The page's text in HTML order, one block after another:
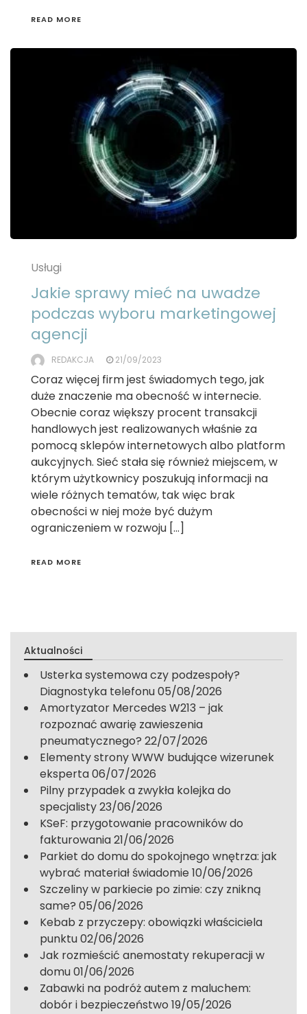
READ MORE
Usługi
Jakie sprawy mieć na uwadze
podczas wyboru marketingowej
agencji
REDAKCJA 21/09/2023
Coraz więcej firm jest świadomych tego, jak
duże znaczenie ma obecność w internecie.
Obecnie coraz większy procent transakcji
handlowych jest realizowanych właśnie za
pomocą sklepów internetowych albo platform
aukcyjnych. Sieć stała się również miejscem, w
którym użytkownicy poszukują informacji na
wiele różnych tematów, tak więc brak
obecności w niej może być dużym
ograniczeniem w rozwoju […]
READ MORE
Aktualności
Usterka systemowa czy podzespoły?
Diagnostyka telefonu05/08/2026
Amortyzator Mercedes W213 – jak
rozpoznać awarię zawieszenia
pneumatycznego? 22/07/2026
Elementy strony WWW budujące wizerunek
eksperta06/07/2026
Pilny przypadek a zwykła kolejka do
specjalisty23/06/2026
KSeF: przygotowanie pracowników do
fakturowania21/06/2026
Parkiet do domu do spokojnego wnętrza: jak
wybrać materiał świadomie 10/06/2026
Szczeliny w parkiecie po zimie: czy znikną
same? 05/06/2026
Kebab z przyczepy: obowiązki właściciela
punktu02/06/2026
Jak rozmieścić anemostaty rekuperacji w
domu01/06/2026
Zabawki na podróż autem z maluchem:
dobór i bezpieczeństwo 19/05/2026